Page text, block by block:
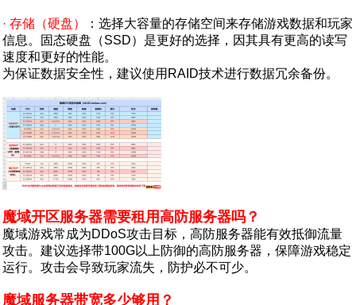
· 存储（硬盘）
：选择大容量的存储空间来存储游戏数据和玩家
信息。固态硬盘（SSD）是更好的选择，因其具有更高的读写
速度和更好的性能。
为保证数据安全性，建议使用RAID技术进行数据冗余备份。
魔域开区服务器需要租用高防服务器吗？
魔域游戏常成为DDoS攻击目标，高防服务器能有效抵御流量
攻击。建议选择带100G以上防御的高防服务器，保障游戏稳定
运行。攻击会导致玩家流失，防护必不可少。
魔域服务器带宽多少够用？